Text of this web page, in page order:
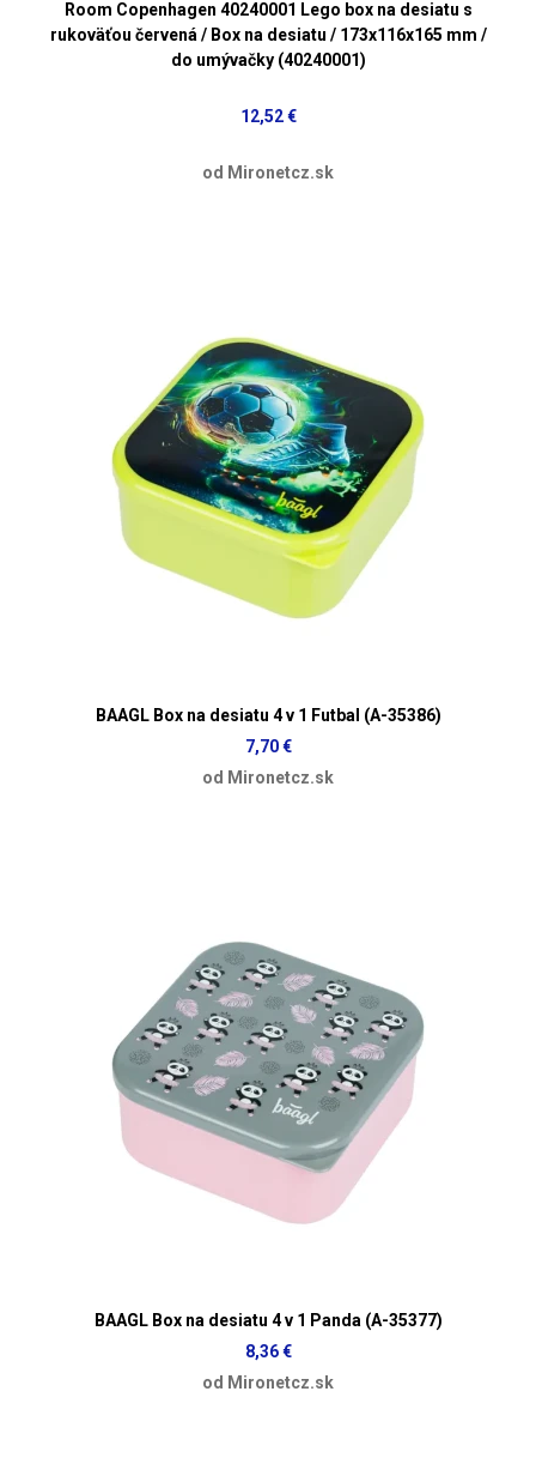
Room Copenhagen 40240001 Lego box na desiatu s
rukoväťou červená / Box na desiatu / 173x116x165 mm /
do umývačky (40240001)
12,52 €
od Mironetcz.sk
BAAGL Box na desiatu 4 v 1 Futbal (A-35386)
7,70 €
od Mironetcz.sk
BAAGL Box na desiatu 4 v 1 Panda (A-35377)
8,36 €
od Mironetcz.sk